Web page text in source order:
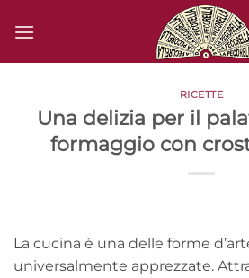
RICETTE
Una delizia per il
formaggio con
La cucina è una delle forme
universalmente apprezzate.